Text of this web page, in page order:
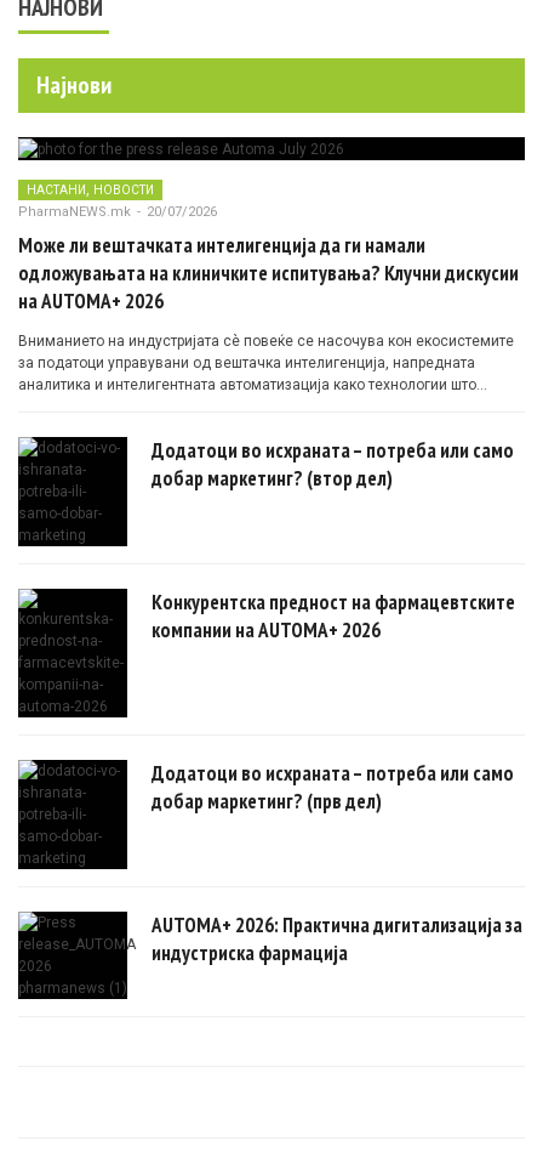
НАЈНОВИ
Најнови
НАСТАНИ НОВОСТИ
PharmaNEWS.mk - 20/07/2026
Може ли вештачката интелигенција да ги намали
одложувањата на клиничките испитувања? Клучни дискусии
на AUTOMA+ 2026
Вниманието на индустријата сè повеќе се насочува кон екосистемите
за податоци управувани од вештачка интелигенција, напредната
аналитика и интелигентната автоматизација како технологии што
Додатоци во исхраната – потреба или само
добар маркетинг? (втор дел)
Конкурентска предност на фармацевтските
компании на AUTOMA+ 2026
Додатоци во исхраната – потреба или само
добар маркетинг? (прв дел)
AUTOMA+ 2026: Практична дигитализација за
индустриска фармација